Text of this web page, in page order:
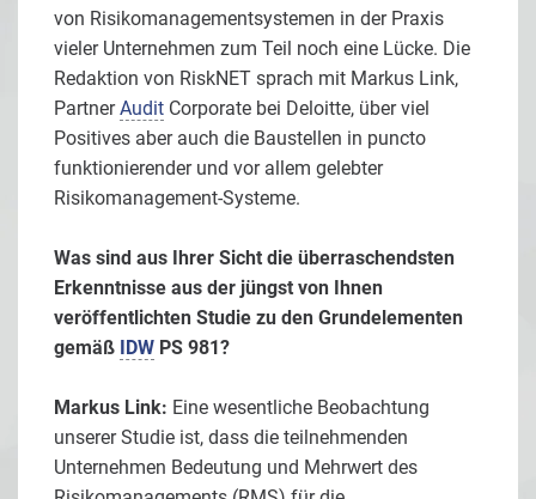
von Risikomanagementsystemen in der Praxis
vieler Unternehmen zum Teil noch eine Lücke. Die
Redaktion von RiskNET sprach mit Markus Link,
PartnerAudit Corporate bei Deloitte, über viel
Positives aber auch die Baustellen in puncto
funktionierender und vor allem gelebter
Risikomanagement-Systeme.
Was sind aus Ihrer Sicht die überraschendsten
Erkenntnisse aus der jüngst von Ihnen
veröffentlichten Studie zu den Grundelementen
gemäß IDW PS 981?
Markus Link: Eine wesentliche Beobachtung
unserer Studie ist, dass die teilnehmenden
Unternehmen Bedeutung und Mehrwert des